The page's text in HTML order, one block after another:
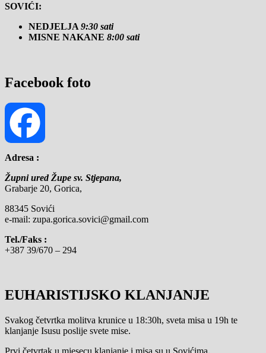
SOVIĆI:
NEDJELJA 9:30 sati
MISNE NAKANE 8:00 sati
Facebook foto
Facebook
Adresa :
Župni ured Župe sv. Stjepana,
Grabarje 20, Gorica,
88345 Sovići
e-mail: zupa.gorica.sovici@gmail.com
Tel./Faks :
+387 39/670 – 294
EUHARISTIJSKO KLANJANJE
Svakog četvrtka molitva krunice u 18:30h, sveta misa u 19h te
klanjanje Isusu poslije svete mise.